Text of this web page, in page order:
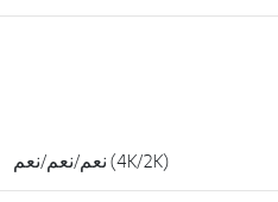
(4K/2K) نعم/نعم/نعم